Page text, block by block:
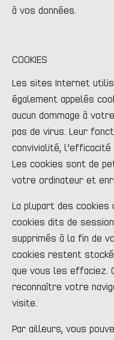
à vos données.
COOKIES
Les sites Internet
également appelés
aucun dommage à
pas de virus. Leur
convivialité,
Les cookies sont de
votre ordinateur et
La plupart des
cookies dits de
supprimés à la fin de
cookies restent
que vous les effaciez.
reconnaître votre
visite.
Par ailleurs, vous